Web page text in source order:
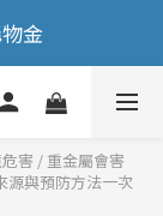
！！
金
貨！！
害 / 重金屬會害
源與預防方法一次